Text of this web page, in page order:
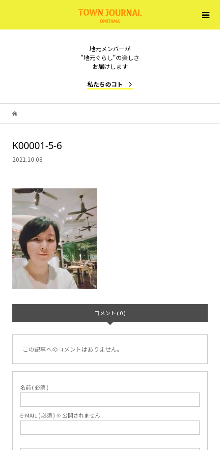
地元メンバーが
"地元ぐらし"の楽しさ
お届けします
私たちのコト
K00001-5-6
2021.10.08
コメント ( 0 )
この記事へのコメントはありません。
名前 ( 必須 )
E-MAIL ( 必須 ) ※ 公開されません